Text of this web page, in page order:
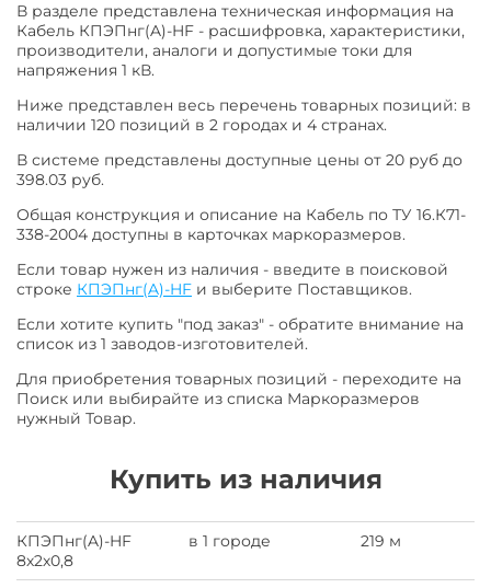
В разделе представлена техническая информация на
Кабель КПЭПнг(A)-HF - расшифровка, характеристики,
производители, аналоги и допустимые токи для
напряжения 1 кВ.
Ниже представлен весь перечень товарных позиций: в
наличии 120 позиций в 2 городах и 4 странах.
В системе представлены доступные цены от 20 руб до
398.03 руб.
Общая конструкция и описание на Кабель по ТУ 16.К71-
338-2004 доступны в карточках маркоразмеров.
Если товар нужен из наличия - введите в поисковой
строке КПЭПнг(A)-HF и выберите Поставщиков.
Если хотите купить "под заказ" - обратите внимание на
список из 1 заводов-изготовителей.
Для приобретения товарных позиций - переходите на
Поиск или выбирайте из списка Маркоразмеров
нужный Товар.
Купить из наличия
КПЭПнг(A)-HF
8х2х0,8
в 1 городе 219 м